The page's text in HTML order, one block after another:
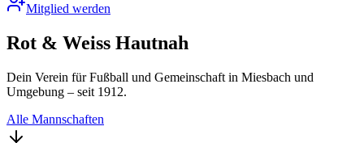
Mitglied werden
Rot & Weiss Hautnah
Dein Verein für Fußball und Gemeinschaft in Miesbach und
Umgebung – seit 1912.
Alle Mannschaften